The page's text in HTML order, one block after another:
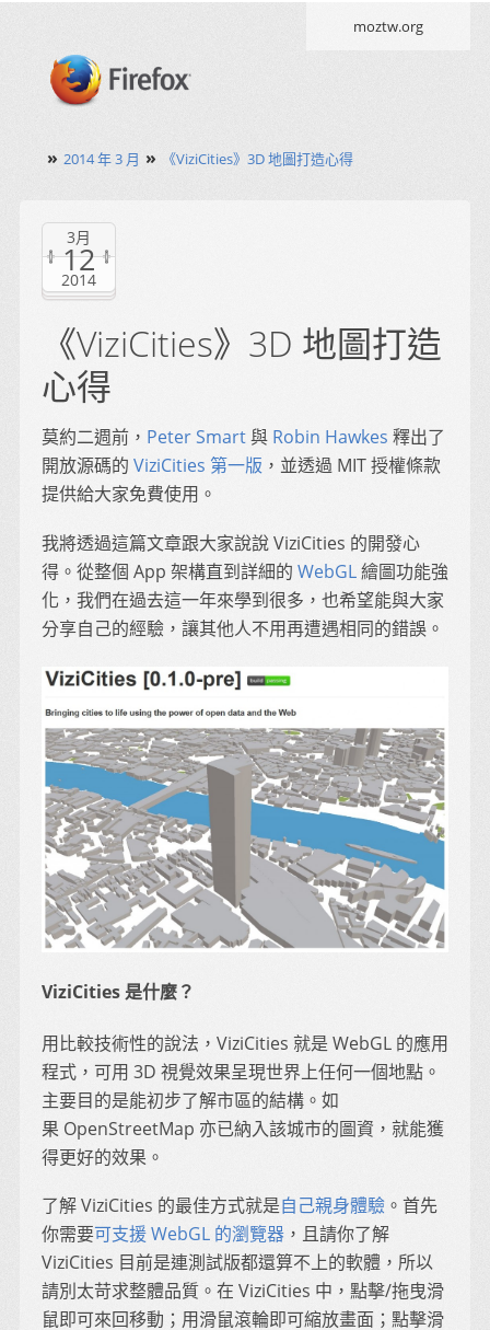
moztw.org
» 2014 年 3 月 » 《ViziCities》3D 地圖打造心得
3月
12
2014
《ViziCities》3D 地圖打造
心得
莫約二週前， Peter Smart與 Robin Hawkes 釋出了
開放源碼的 ViziCities 第一版 ，並透過 MIT 授權條款
提供給大家免費使用。
我將透過這篇文章跟大家說說 ViziCities 的開發心
得。從整個 App 架構直到詳細的 WebGL繪圖功能強
化，我們在過去這一年來學到很多，也希望能與大家
分享自己的經驗，讓其他人不用再遭遇相同的錯誤。
ViziCities 是什麼？
用比較技術性的說法，ViziCities 就是 WebGL 的應用
程式，可用 3D 視覺效果呈現世界上任何一個地點。
主要目的是能初步了解市區的結構。如
果 OpenStreetMap 亦已納入該城市的圖資，就能獲
得更好的效果。
了解 ViziCities 的最佳方式就是自己親身體驗 。首先
你需要可支援 WebGL 的瀏覽器 ，且請你了解
ViziCities 目前是連測試版都還算不上的軟體，所以
請別太苛求整體品質。在 ViziCities 中，點擊/拖曳滑
鼠即可來回移動；用滑鼠滾輪即可縮放畫面；點擊滑